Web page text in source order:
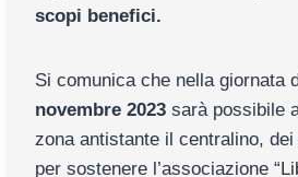
scopi benefici.
Si comunica che nella giornata
novembre 2023 sarà possibile
zona antistante il centralino, dei
per sostenere l’associazione